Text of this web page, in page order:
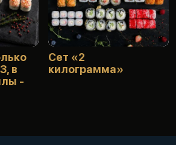
в
-
Сет «2
килограмма»